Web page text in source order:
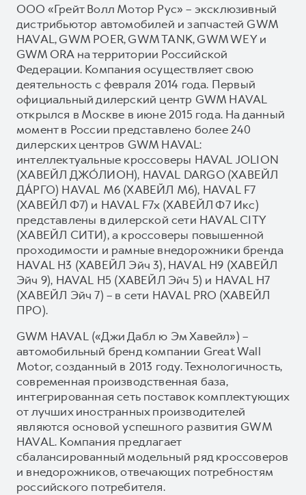
ООО «Грейт Волл Мотор Рус» – эксклюзивный
дистрибьютор автомобилей и запчастей GWM
HAVAL, GWM POER, GWM TANK, GWM WEY и
GWM ORA на территории Российской
Федерации. Компания осуществляет свою
деятельность с февраля 2014 года. Первый
официальный дилерский центр GWM HAVAL
открылся в Москве в июне 2015 года. На данный
момент в России представлено более 240
дилерских центров GWM HAVAL:
интеллектуальные кроссоверы HAVAL JOLION
(ХАВЕЙЛ ДЖО́ЛИОН), HAVAL DARGO (ХАВЕЙЛ
ДА́РГО) HAVAL М6 (ХАВЕЙЛ M6), HAVAL F7
(ХАВЕЙЛ Ф7) и HAVAL F7x (ХАВЕЙЛ Ф7 Икс)
представлены в дилерской сети HAVAL CITY
(ХАВЕЙЛ СИТИ), а кроссоверы повышенной
проходимости и рамные внедорожники бренда
HAVAL H3 (ХАВЕЙЛ Эйч 3), HAVAL H9 (ХАВЕЙЛ
Эйч 9), HAVAL H5 (ХАВЕЙЛ Эйч 5) и HAVAL H7
(ХАВЕЙЛ Эйч 7) – в сети HAVAL PRO (ХАВЕЙЛ
ПРО).
GWM HAVAL («Джи Дабл ю Эм Хавейл») –
автомобильный бренд компании Great Wall
Motor, созданный в 2013 году. Технологичность,
современная производственная база,
интегрированная сеть поставок комплектующих
от лучших иностранных производителей
являются основой успешного развития GWM
HAVAL. Компания предлагает
сбалансированный модельный ряд кроссоверов
и внедорожников, отвечающих потребностям
российского потребителя.